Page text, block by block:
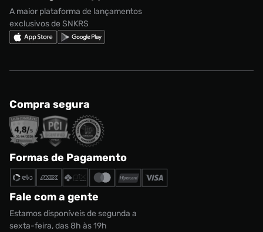
A maior plataforma de lançamentos
exclusivos de SNKRS
Compra segura
Formas de Pagamento
Fale com a gente
Estamos disponíveis de segunda a
sexta-feira, das 8h às 19h